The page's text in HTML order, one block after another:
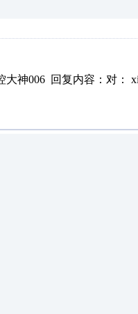
大神006 回复内容：对：